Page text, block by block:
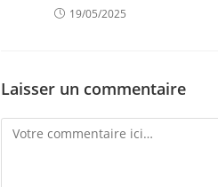
19/05/2025
Laisser un commentaire
Comment